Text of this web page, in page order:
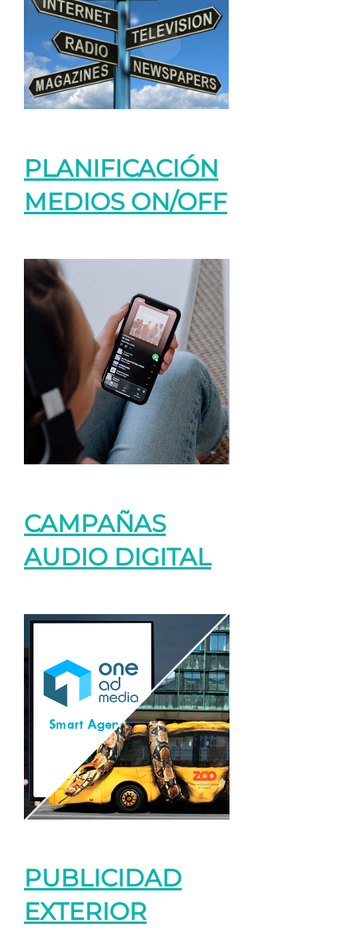
PLANIFICACIÓN
MEDIOS ON/OFF
CAMPAÑAS
AUDIO DIGITAL
PUBLICIDAD
EXTERIOR